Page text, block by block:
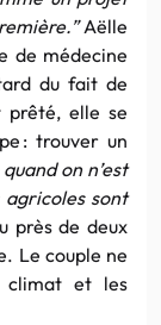
Aëlle
de médecine
du fait de
prêté, elle se
: trouver un
on n’est
agricoles sont
près de deux
Le couple ne
climat et les